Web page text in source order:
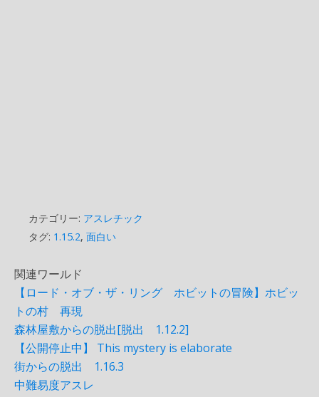
カテゴリー: アスレチック
タグ: 1.15.2, 面白い
関連ワールド
【ロード・オブ・ザ・リング ホビットの冒険】ホビッ
トの村 再現
森林屋敷からの脱出[脱出 1.12.2]
【公開停止中】 This mystery is elaborate
街からの脱出 1.16.3
中難易度アスレ